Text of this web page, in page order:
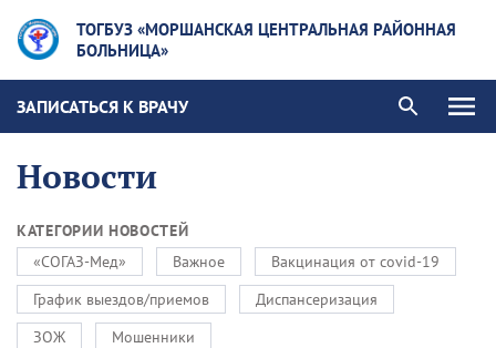
ТОГБУЗ «МОРШАНСКАЯ ЦЕНТРАЛЬНАЯ РАЙОННАЯ
БОЛЬНИЦА»
ЗАПИСАТЬСЯ К ВРАЧУ
Новости
КАТЕГОРИИ НОВОСТЕЙ
«СОГАЗ-Мед»
Важное
Вакцинация от covid-19
График выездов/приемов
Диспансеризация
ЗОЖ
Мошенники